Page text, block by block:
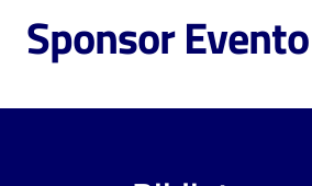
Cosa
fare
Sponsor Evento